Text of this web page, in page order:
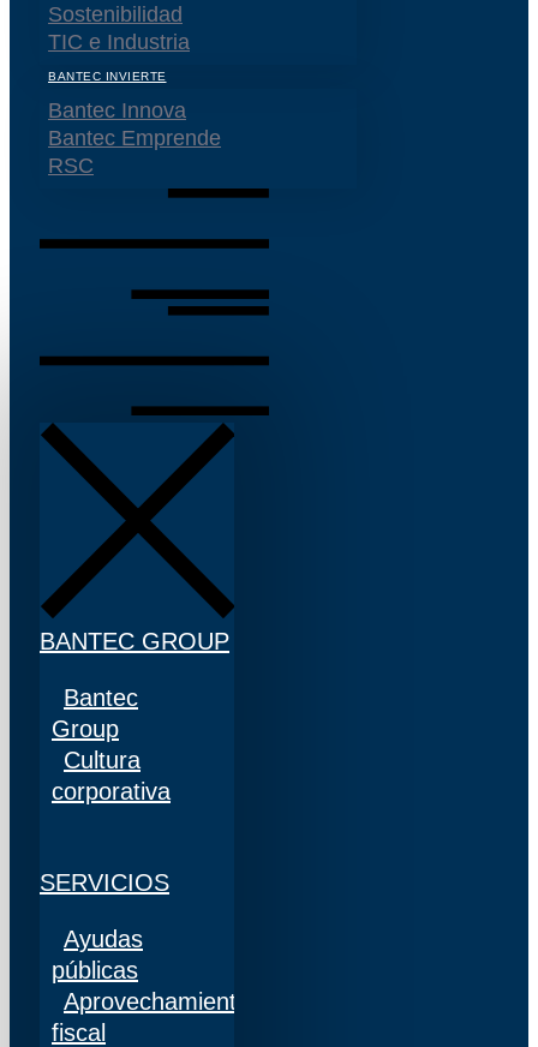
Sostenibilidad
TIC e Industria
BANTEC INVIERTE
Bantec Innova
Bantec Emprende
RSC
BANTEC GROUP
Bantec
Group
Cultura
corporativa
SERVICIOS
Ayudas
públicas
Aprovechamiento
fiscal